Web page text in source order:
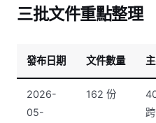
三批文件重點整理
發布日期 文件數量
2026-
05-
162 份